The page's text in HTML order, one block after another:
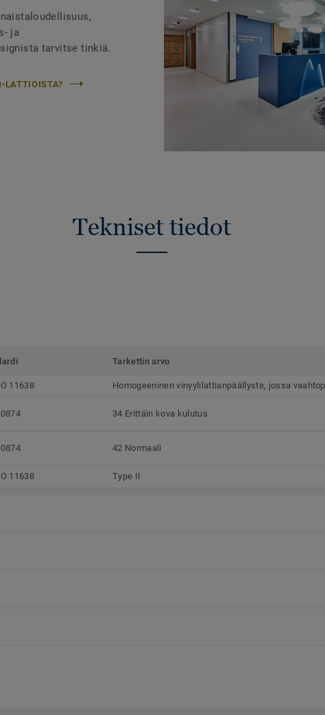
ja
tarvitse tinkiä.
LATTIOISTA?
Tekniset tiedot
Tarkettin arvo
11638 Homogeeninen vinyylilattianpäällyste, jossa
34 Erittäin kova kulutus
42 Normaali
11638 Type II